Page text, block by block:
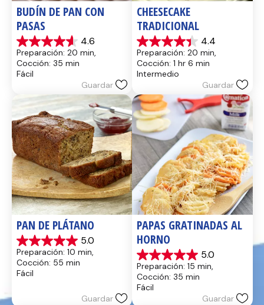
BUDÍN DE PAN CON
PASAS
4.6
4.6
de
5
estrellas.
reseñas
Preparación: 20 min,
Cocción: 35 min
Fácil
Guardar
CHEESECAKE
TRADICIONAL
4.4
4.4
de
5
estrellas.
reseñas
Preparación: 20 min,
Cocción: 1 hr 6 min
Intermedio
Guardar
PAN DE PLÁTANO
5.0
5.0
de
5
estrellas.
Preparación: 10 min,
Cocción: 55 min
Fácil
Guardar
PAPAS GRATINADAS AL
HORNO
5.0
5.0
de
5
estrellas.
Preparación: 15 min,
Cocción: 35 min
Fácil
Guardar